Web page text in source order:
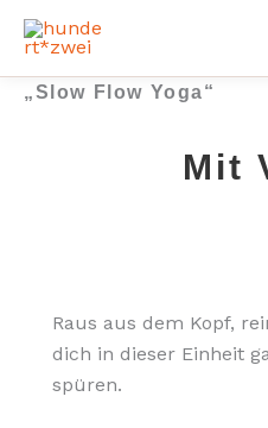
Zum
Inhalt
springen
„Slow Flow Yoga“
Mit
Raus aus dem Kopf,
dich in dieser Einheit
spüren.